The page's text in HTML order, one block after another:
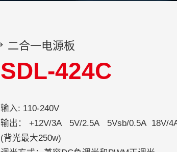
二合一电源板
SDL-424C
输入: 110-
输出： +12V/3A 5V/2.5A 5Vsb/0.5A 18V/
(背光最大250w)